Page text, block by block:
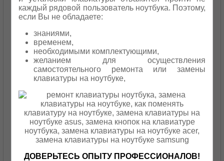
каждый рядовой пользователь ноутбука. Поэтому,
если Вы не обладаете:
знаниями,
временем,
необходимыми комплектующими,
желанием для осуществления
самостоятельного ремонта или замены
клавиатуры на ноутбуке,
ДОВЕРЬТЕСЬ ОПЫТУ ПРОФЕССИОНАЛОВ!